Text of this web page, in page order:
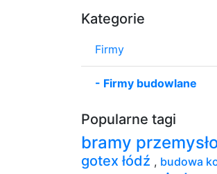
Kategorie
Firmy
- Firmy budowlane
Popularne tagi
bramy
gotex łódź , budowa